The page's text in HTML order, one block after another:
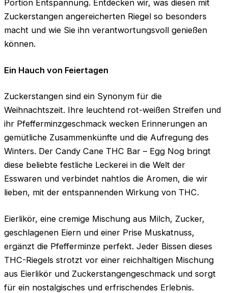
Portion Entspannung. Entdecken wir, was diesen mit
Zuckerstangen angereicherten Riegel so besonders
macht und wie Sie ihn verantwortungsvoll genießen
können.
Ein Hauch von Feiertagen
Zuckerstangen sind ein Synonym für die
Weihnachtszeit. Ihre leuchtend rot-weißen Streifen und
ihr Pfefferminzgeschmack wecken Erinnerungen an
gemütliche Zusammenkünfte und die Aufregung des
Winters. Der Candy Cane THC Bar – Egg Nog bringt
diese beliebte festliche Leckerei in die Welt der
Esswaren und verbindet nahtlos die Aromen, die wir
lieben, mit der entspannenden Wirkung von THC.
Eierlikör, eine cremige Mischung aus Milch, Zucker,
geschlagenen Eiern und einer Prise Muskatnuss,
ergänzt die Pfefferminze perfekt. Jeder Bissen dieses
THC-Riegels strotzt vor einer reichhaltigen Mischung
aus Eierlikör und Zuckerstangengeschmack und sorgt
für ein nostalgisches und erfrischendes Erlebnis.